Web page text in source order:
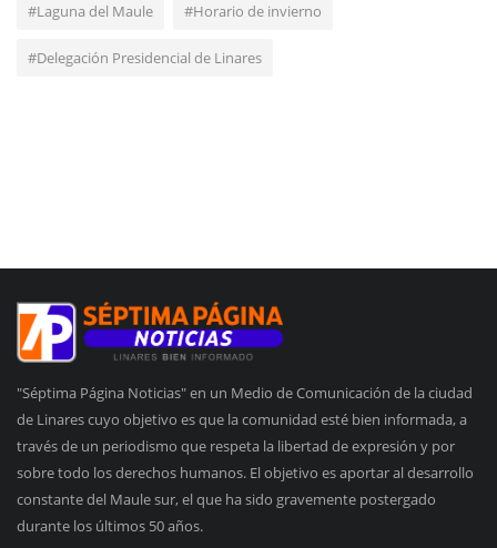
#Laguna del Maule #Horario de invierno
#Delegación Presidencial de Linares
"Séptima Página Noticias" en un Medio de Comunicación de la ciudad
de Linares cuyo objetivo es que la comunidad esté bien informada, a
través de un periodismo que respeta la libertad de expresión y por
sobre todo los derechos humanos. El objetivo es aportar al desarrollo
constante del Maule sur, el que ha sido gravemente postergado
durante los últimos 50 años.